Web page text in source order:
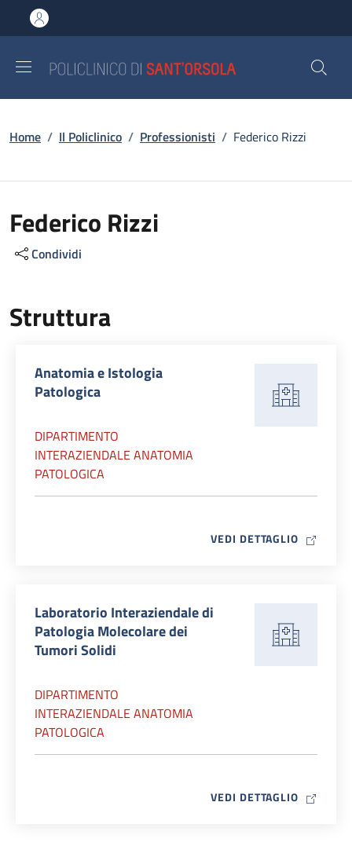
al contenuto principale
to footer content
Briciole di pane
Home / Il Policlinico / Professionisti / Federico Rizzi
Federico Rizzi
Condividi
Struttura
Anatomia e Istologia
Patologica
DIPARTIMENTO
INTERAZIENDALE ANATOMIA
PATOLOGICA
VEDI DETTAGLIO MAP ICON
Laboratorio Interaziendale di
Patologia Molecolare dei
Tumori Solidi
DIPARTIMENTO
INTERAZIENDALE ANATOMIA
PATOLOGICA
VEDI DETTAGLIO MAP ICON